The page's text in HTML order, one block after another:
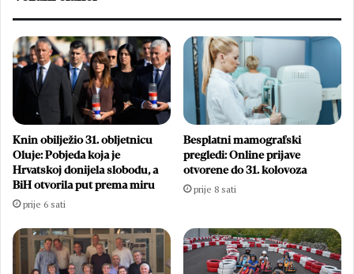
Knin obilježio 31. obljetnicu
Oluje: Pobjeda koja je
Hrvatskoj donijela slobodu, a
BiH otvorila put prema miru
prije 6 sati
Besplatni mamografski
pregledi: Online prijave
otvorene do 31. kolovoza
prije 8 sati